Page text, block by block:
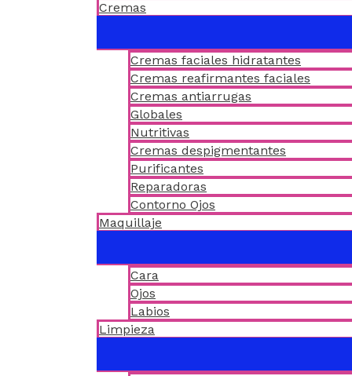
Cremas
Cremas faciales hidratantes
Cremas reafirmantes faciales
Cremas antiarrugas
Globales
Nutritivas
Cremas despigmentantes
Purificantes
Reparadoras
Contorno Ojos
Maquillaje
Cara
Ojos
Labios
Limpieza